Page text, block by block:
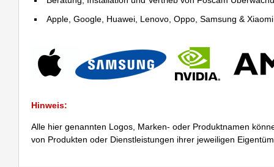
Apple, Google, Huawei, Lenovo, Oppo, Samsung &
Hinweis:
Alle hier genannten Logos, Marken- oder Produktnamen
von Produkten oder Dienstleistungen ihrer jeweiligen